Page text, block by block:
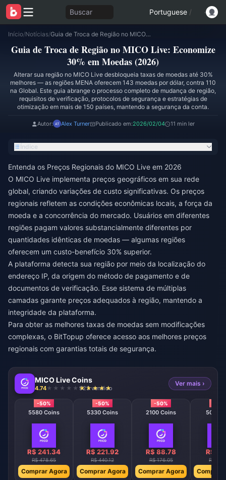
Buscar Portuguese /
Início/Notícias/ Guia de Troca de Região no MICO Live: Economize 30% em Moedas (2026)
Guia de Troca de Região no MICO Live: Economize
30% em Moedas (2026)
Alterar sua região no MICO Live desbloqueia taxas de moedas até 30%
melhores — as regiões MENA oferecem 143 moedas por dólar, contra 110
na Global. Este guia abrange o processo completo de mudança de região,
requisitos de verificação, protocolos de segurança e estratégias de
otimização em mais de 150 países, mantendo a segurança da conta.
Autor: Alex Turner Publicado em:2026/02/04 11 min ler
Índice
Entenda os Preços Regionais do MICO Live em 2026
O MICO Live implementa preços geográficos em sua rede
global, criando variações de custo significativas. Os preços
regionais refletem as condições econômicas locais, a força da
moeda e a concorrência do mercado. Usuários em diferentes
regiões pagam valores substancialmente diferentes por
quantidades idênticas de moedas — algumas regiões
oferecem um custo-benefício 30% superior.
A plataforma detecta sua região por meio da localização do
endereço IP, da origem do método de pagamento e de
documentos de verificação. Esse sistema de múltiplas
camadas garante preços adequados à região, mantendo a
integridade da plataforma.
Para obter as melhores taxas de moedas sem modificações
complexas, o BitTopup oferece acesso aos melhores preços
regionais com garantias totais de segurança.
MICO Live Coins
4.74 923 vendido
Ver mais ›
-50%
5580 Coins
R$ 241.34
R$ 478.65
Comprar Agora
-50%
5330 Coins
R$ 221.92
R$ 440.12
Comprar Agora
-50%
2100 Coins
R$ 88.78
R$ 176.05
Comprar Agora
508
R$
R$
Comprar